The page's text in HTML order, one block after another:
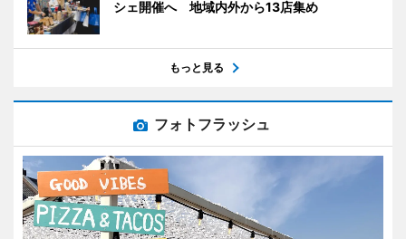
シェ開催へ 地域内外から13店集め
もっと見る
フォトフラッシュ